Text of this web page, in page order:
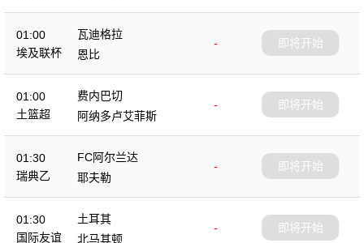
01:00
埃及联杯
瓦迪格拉
-
恩比
即将开始
01:00
土篮超
费内巴切
-
阿纳多卢艾菲斯
即将开始
01:30
瑞典乙
FC阿尔兰达
-
耶夫勒
即将开始
01:30
国际友谊
土耳其
-
北马其顿
即将开始